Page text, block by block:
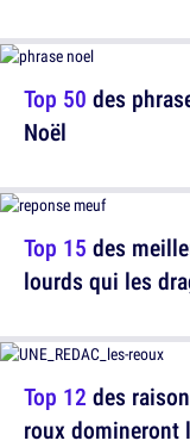
Top 50 des
Noël
Top 12 des
roux domineront
Top 15 des
lourds qui les